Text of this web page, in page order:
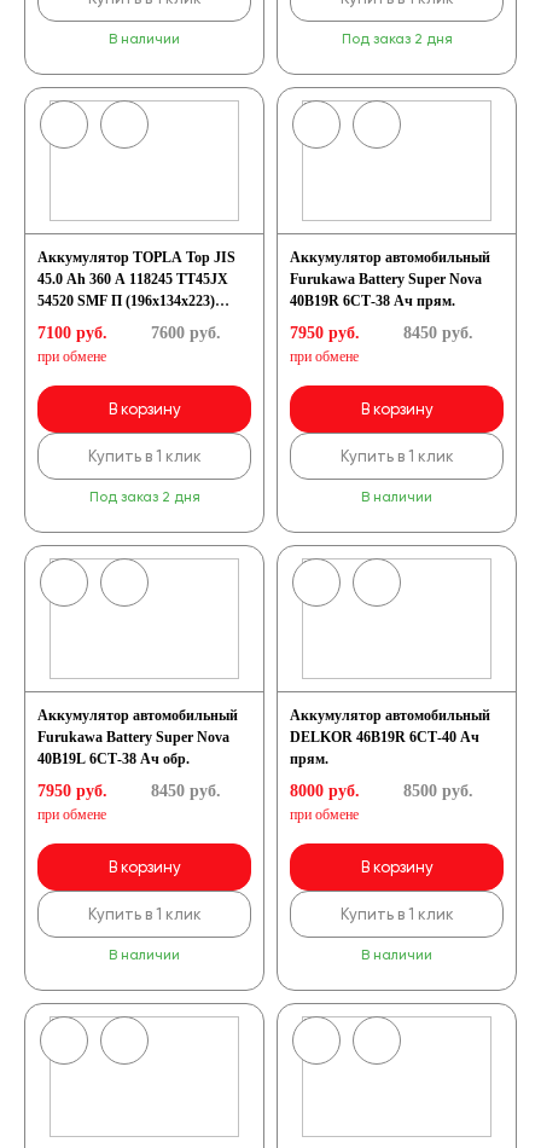
В наличии Под заказ 2 дня
Аккумулятор TOPLA Top JIS
45.0 Ah 360 A 118245 TT45JX
54520 SMF П (196x134x223)
B19L
7100 руб.
при обмене
7600руб.
В корзину
Купить в 1 клик
Под заказ 2 дня
Аккумулятор автомобильный
Furukawa Battery Super Nova
40B19R 6СТ-38 Ач прям.
7950 руб.
при обмене
8450руб.
В корзину
Купить в 1 клик
В наличии
Аккумулятор автомобильный
Furukawa Battery Super Nova
40B19L 6СТ-38 Ач обр.
7950 руб.
при обмене
8450руб.
В корзину
Купить в 1 клик
В наличии
Аккумулятор автомобильный
DELKOR 46B19R 6СТ-40 Ач
прям.
8000 руб.
при обмене
8500руб.
В корзину
Купить в 1 клик
В наличии